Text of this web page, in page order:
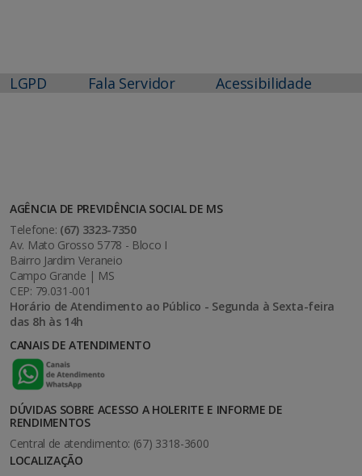
LGPD Fala Servidor Acessibilidade
AGÊNCIA DE PREVIDÊNCIA SOCIAL DE MS
Telefone: (67) 3323-7350
Av. Mato Grosso 5778 - Bloco I
Bairro Jardim Veraneio
Campo Grande | MS
CEP: 79.031-001
Horário de Atendimento ao Público - Segunda à Sexta-feira
das 8h às 14h
CANAIS DE ATENDIMENTO
DÚVIDAS SOBRE ACESSO A HOLERITE E INFORME DE
RENDIMENTOS
Central de atendimento: (67) 3318-3600
LOCALIZAÇÃO